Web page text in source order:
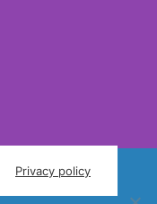
Privacy policy